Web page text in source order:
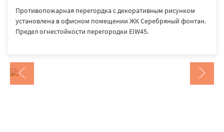
Противопожарная перегордка с декоративным рисунком
установлена в офисном помещении ЖК Серебряный фонтан.
Предел огнестойкости перегородки EIW45.